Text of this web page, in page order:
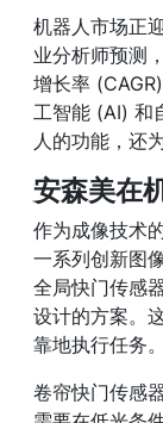
机器人市场正
业分析师预测
增长率
工智能 (AI) 和
人的功能，还
安森美在
作为成像技术
一系列创新图
全局快门传感
设计的方案。
靠地执行任务。
卷帘快门传感